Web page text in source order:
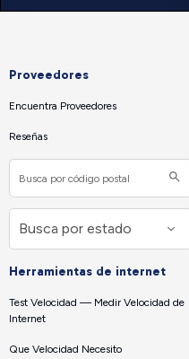
Proveedores
Encuentra Proveedores
Reseñas
Herramientas de internet
Test Velocidad — Medir Velocidad de
Internet
Que Velocidad Necesito